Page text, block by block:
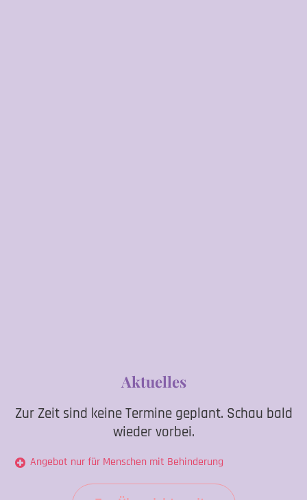
Aktuelles
Zur Zeit sind keine Termine geplant. Schau bald
wieder vorbei.
Angebot nur für Menschen mit Behinderung